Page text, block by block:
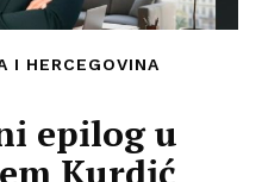
I HERCEGOVINA
epilog u
Kurdić